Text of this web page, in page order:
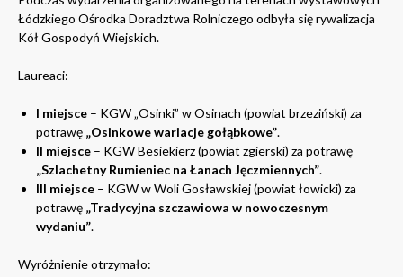
Łódzkiego Ośrodka Doradztwa Rolniczego odbyła się rywalizacja
Kół Gospodyń Wiejskich.
Laureaci:
I miejsce – KGW „Osinki” w Osinach (powiat brzeziński) za
potrawę „Osinkowe wariacje gołąbkowe”.
II miejsce – KGW Besiekierz (powiat zgierski) za potrawę
„Szlachetny Rumieniec na Łanach Jęczmiennych”.
III miejsce – KGW w Woli Gosławskiej (powiat łowicki) za
potrawę „Tradycyjna szczawiowa w nowoczesnym
wydaniu”.
Wyróżnienie otrzymało: